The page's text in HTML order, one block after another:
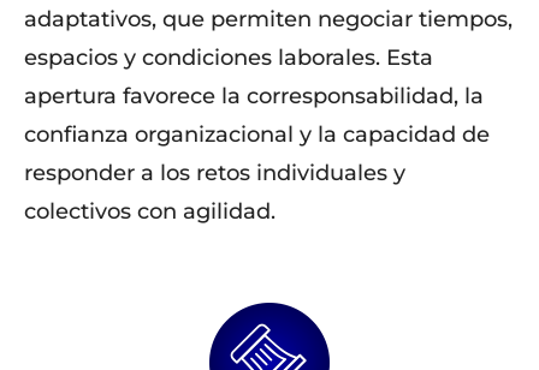
adaptativos, que permiten negociar tiempos,
espacios y condiciones laborales. Esta
apertura favorece la corresponsabilidad, la
confianza organizacional y la capacidad de
responder a los retos individuales y
colectivos con agilidad.